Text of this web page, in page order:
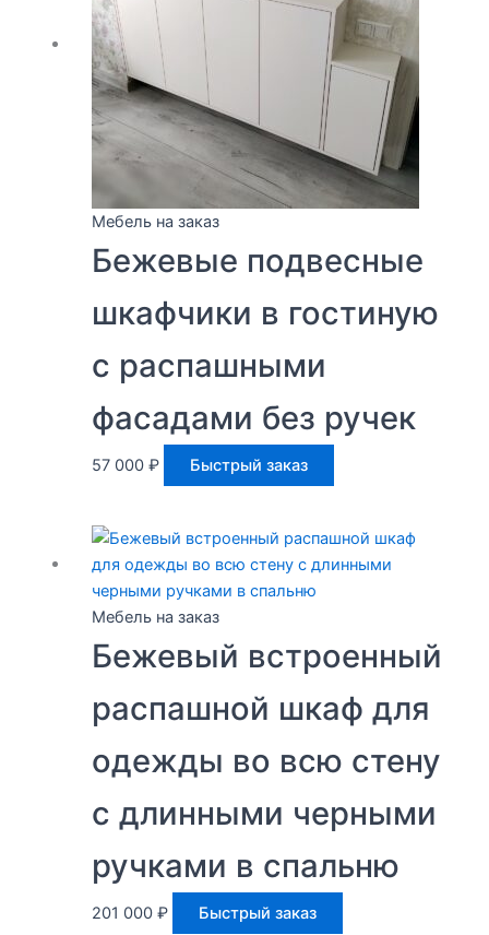
Мебель на заказ
Бежевые подвесные
шкафчики в гостиную
с распашными
фасадами без ручек
57 000 ₽ Быстрый заказ
Мебель на заказ
Бежевый встроенный
распашной шкаф для
одежды во всю стену
с длинными черными
ручками в спальню
201 000 ₽ Быстрый заказ